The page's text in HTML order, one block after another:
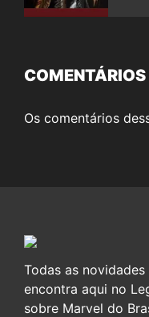
Os comentários
Todas as
encontra aqui no
sobre Marvel do